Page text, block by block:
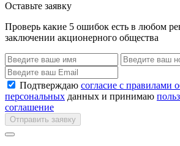
Оставьте заявку
Проверь какие 5 ошибок есть в любом
заключении акционерного общества
Подтверждаю согласие с правилами
персональных данных и принимаю
соглашение
Отправить заявку